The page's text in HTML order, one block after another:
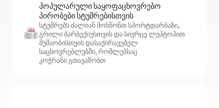
პოპულარული საყოფაცხოვრებო
პირობები სტუმრებისთვის
სტუმრებს ძალიან მოსწონთ სპორტდარბაზი,
გრილი ბარბექიუსთვის და სივრცე ლეპტოპით
მუშაობისთვის დასაქირავებელ
საცხოვრებლებში, რომლებსაც
კოჭრანი გთავაზობთ